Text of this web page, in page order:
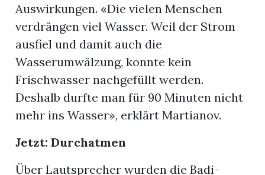
Auswirkungen. «Die vielen Menschen
verdrängen viel Wasser. Weil der Strom
ausfiel und damit auch die
Wasserumwälzung, konnte kein
Frischwasser nachgefüllt werden.
Deshalb durfte man für 90 Minuten nicht
mehr ins Wasser», erklärt Martianov.
Jetzt: Durchatmen
Über Lautsprecher wurden die Badi-